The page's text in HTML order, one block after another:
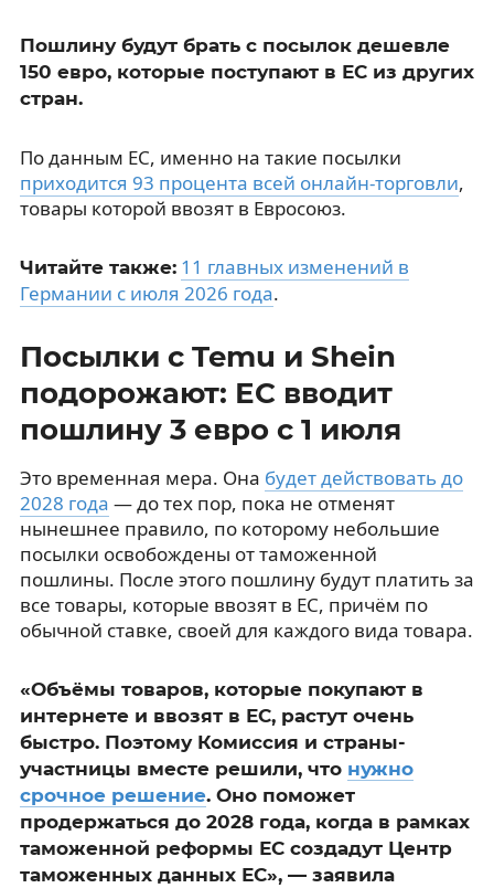
Пошлину будут брать с посылок дешевле
150 евро, которые поступают в ЕС из других
стран.
По данным ЕС, именно на такие посылки
приходится 93 процента всей онлайн-торговли,
товары которой ввозят в Евросоюз.
Читайте также: 11 главных изменений в
Германии с июля 2026 года.
Посылки с Temu и Shein
подорожают: ЕС вводит
пошлину 3 евро с 1 июля
Это временная мера. Она будет действовать до
2028 года — до тех пор, пока не отменят
нынешнее правило, по которому небольшие
посылки освобождены от таможенной
пошлины. После этого пошлину будут платить за
все товары, которые ввозят в ЕС, причём по
обычной ставке, своей для каждого вида товара.
«Объёмы товаров, которые покупают в
интернете и ввозят в ЕС, растут очень
быстро. Поэтому Комиссия и страны-
участницы вместе решили, что нужно
срочное решение. Оно поможет
продержаться до 2028 года, когда в рамках
таможенной реформы ЕС создадут Центр
таможенных данных ЕС», — заявила